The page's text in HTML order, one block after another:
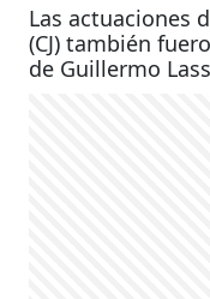
Las actuaciones
(CJ) también
de Guillermo